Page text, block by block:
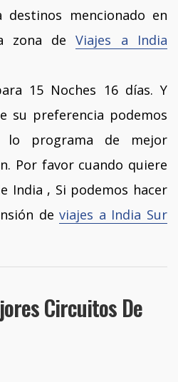
destinos mencionado en
zona deViajes a India
15 Noches 16 días. Y
su preferencia podemos
lo programa de mejor
Por favor cuando quiere
India , Si podemos hacer
deviajes a India Sur
Circuitos De